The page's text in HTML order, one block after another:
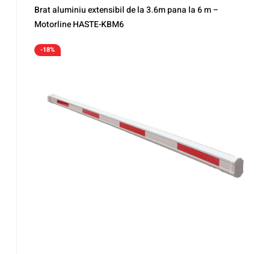
Brat aluminiu extensibil de la 3.6m pana la 6 m –
Motorline HASTE-KBM6
-18%